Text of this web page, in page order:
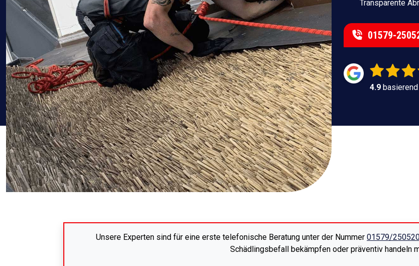
Transparente
01579-
4.9
Unsere Experten sind für eine erste telefonische Beratung unter der Nummer 01579/
Schädlingsbefall bekämpfen oder präventiv handeln